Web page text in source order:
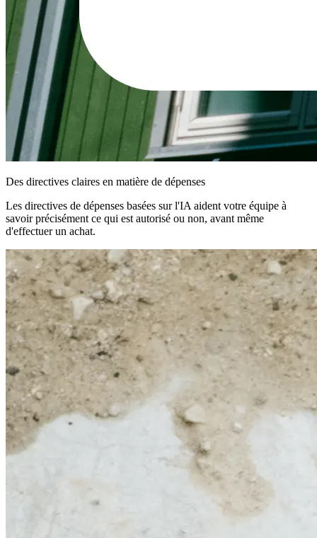
Des directives claires en matière de dépenses
Les directives de dépenses basées sur l'IA aident votre équipe à
savoir précisément ce qui est autorisé ou non, avant même
d'effectuer un achat.